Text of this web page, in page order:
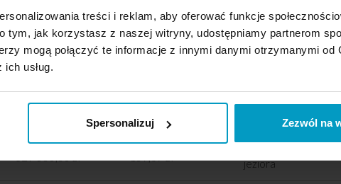
treści i reklam, aby oferować funkcje
tym, jak korzystasz z naszej witryny, udostępniamy partnerom
mogą połączyć te informacje z innymi danymi otrzymanymi od
usług.
Spersonalizuj Zezwól na
LISTA DZIAŁEK
Cena
Działka z linią
329 000,00 zł 109,67 zł
jeziora